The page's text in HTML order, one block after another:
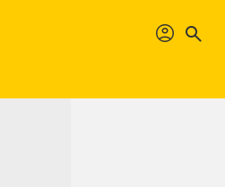
profil search